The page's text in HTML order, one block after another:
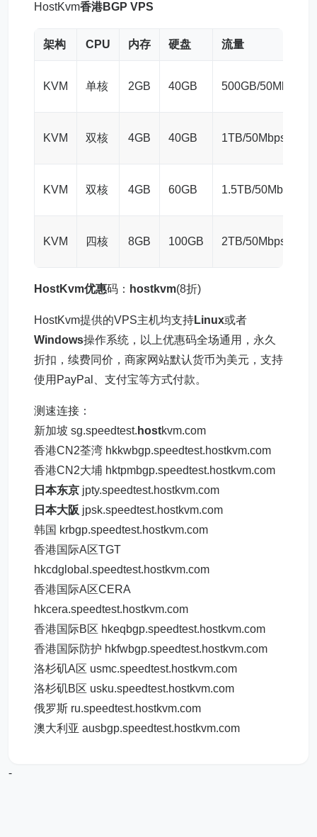
HostKvm香港BGP VPS
架构 CPU 内存 硬盘 流量
KVM 单核 2GB 40GB 500GB/50Mbps
KVM 双核 4GB 40GB 1TB/50Mbps
KVM 双核 4GB 60GB 1.5TB/50Mbps
KVM 四核 8GB 100GB 2TB/50Mbps
HostKvm优惠码： hostkvm(8折)
HostKvm提供的VPS主机均支持Linux或者
Windows操作系统，以上优惠码全场通用，永久
折扣，续费同价，商家网站默认货币为美元，支持
使用PayPal、支付宝等方式付款。
测速连接：
新加坡 sg.speedtest. hostkvm.com
香港CN2荃湾 hkkwbgp.speedtest.hostkvm.com
香港CN2大埔 hktpmbgp.speedtest.hostkvm.com
日本东京 jpty.speedtest.hostkvm.com
日本大阪 jpsk.speedtest.hostkvm.com
韩国 krbgp.speedtest.hostkvm.com
香港国际A区TGT
hkcdglobal.speedtest.hostkvm.com
香港国际A区CERA
hkcera.speedtest.hostkvm.com
香港国际B区 hkeqbgp.speedtest.hostkvm.com
香港国际防护 hkfwbgp.speedtest.hostkvm.com
洛杉矶A区 usmc.speedtest.hostkvm.com
洛杉矶B区 usku.speedtest.hostkvm.com
俄罗斯 ru.speedtest.hostkvm.com
澳大利亚 ausbgp.speedtest.hostkvm.com
-